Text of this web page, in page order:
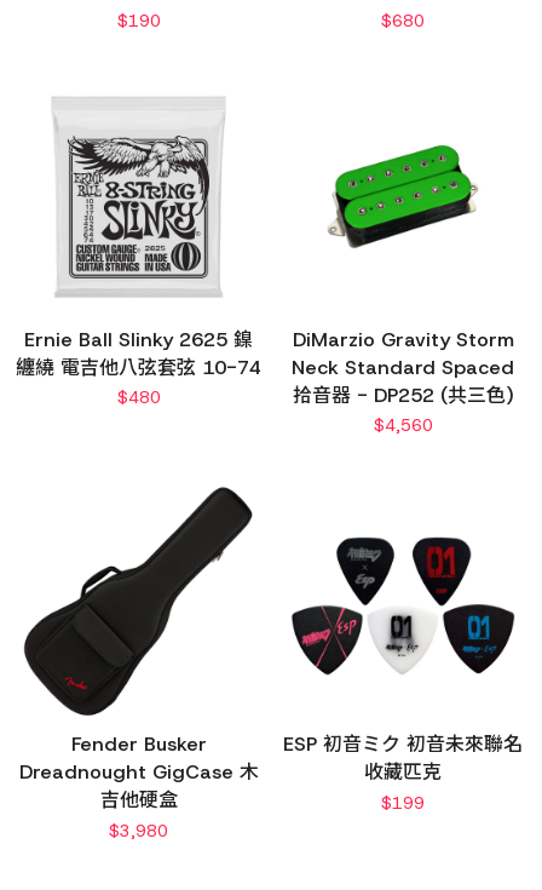
$190 $680
Ernie Ball Slinky 2625 鎳
纏繞 電吉他八弦套弦 10-74
$480
DiMarzio Gravity Storm
Neck Standard Spaced
拾音器 - DP252 (共三色)
$4,560
Fender Busker
Dreadnought GigCase 木
吉他硬盒
$3,980
ESP 初音ミク 初音未來聯名
收藏匹克
$199